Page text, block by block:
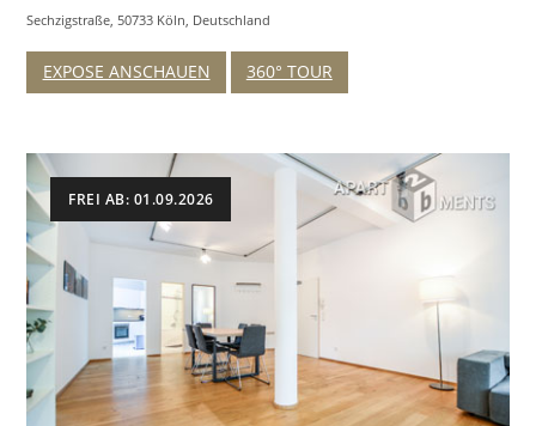
Sechzigstraße, 50733 Köln, Deutschland
EXPOSE ANSCHAUEN 360° TOUR
FREI AB: 01.09.2026